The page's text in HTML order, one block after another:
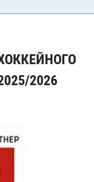
2026